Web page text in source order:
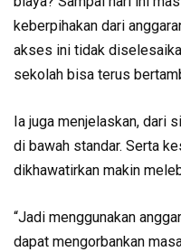
keberpihakan dari
akses ini tidak
sekolah bisa terus
Ia juga menjelaskan, dari
di bawah standar. Serta
dikhawatirkan makin
“Jadi menggunakan
dapat mengorbankan